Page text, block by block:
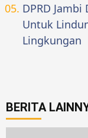
DPRD
Untuk
Lingkungan
BERITA